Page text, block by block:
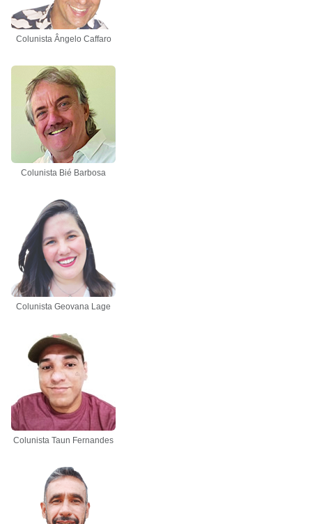
Colunista Ângelo Caffaro
Colunista Bié Barbosa
Colunista Geovana Lage
Colunista Taun Fernandes